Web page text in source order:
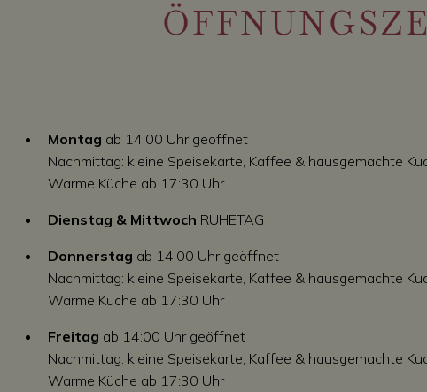
Montag ab 14:00 Uhr geöffnet
Nachmittag: kleine Speisekarte, Kaffee & hausgemachte
Warme Küche ab 17:30 Uhr
Dienstag & Mittwoch RUHETAG
Donnerstag ab 14:00 Uhr geöffnet
Nachmittag: kleine Speisekarte, Kaffee & hausgemachte
Warme Küche ab 17:30 Uhr
Freitag ab 14:00 Uhr geöffnet
Nachmittag: kleine Speisekarte, Kaffee & hausgemachte
Warme Küche ab 17:30 Uhr